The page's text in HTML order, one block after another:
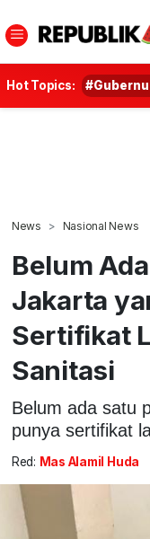
Hot Topics:
News Nasional News
Belum
Jakarta
Sertifikat
Sanitasi
Belum ada satu
punya sertifikat
Red: Mas Alamil Huda